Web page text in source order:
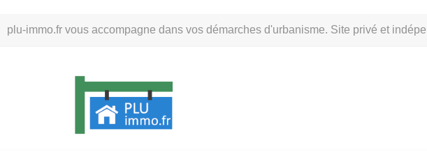
plu-immo.fr vous accompagne dans vos démarches d'urbanisme. Site privé et
au